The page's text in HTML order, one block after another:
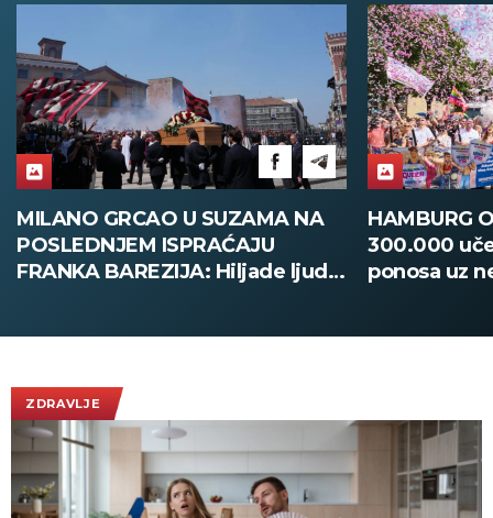
MILANO GRCAO U SUZAMA NA
POSLEDNJEM ISPRAĆAJU
FRANKA BAREZIJA: Hiljade ljudi
HAMBURG
300.000
ponosa uz
ZDRAVLJE